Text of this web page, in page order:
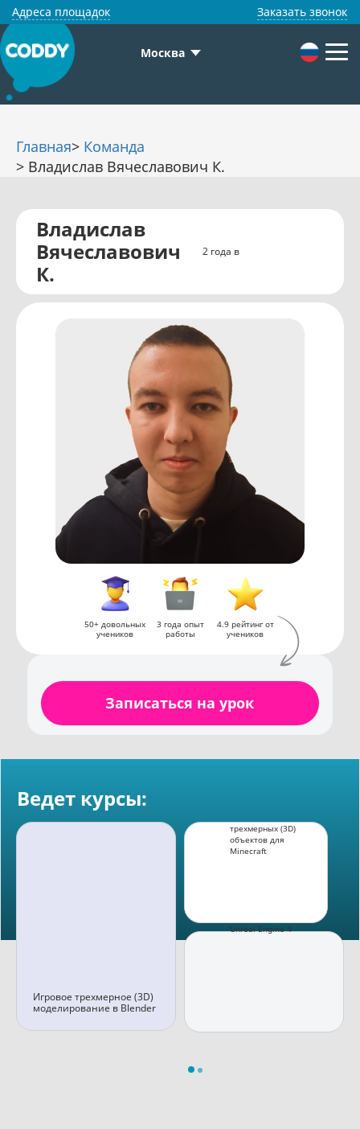
Адреса площадок Заказать звонок
Москва
Главная> Команда
> Владислав Вячеславович К.
Владислав
Вячеславович
К.
2 года в
50+ довольных
учеников
3 года опыт
работы
4.9 рейтинг от
учеников
Записаться на урок
Ведет курсы:
Игровое трехмерное (3D)
моделирование в Blender
трехмерных (3D)
объектов для
Minecraft
Unreal Engine 4